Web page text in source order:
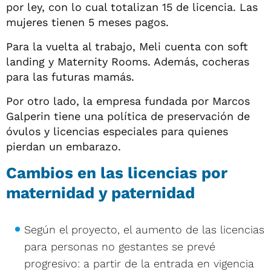
por ley, con lo cual totalizan 15 de licencia. Las
mujeres tienen 5 meses pagos.
Para la vuelta al trabajo, Meli cuenta con soft
landing y Maternity Rooms. Además, cocheras
para las futuras mamás.
Por otro lado, la empresa fundada por Marcos
Galperin tiene una política de preservación de
óvulos y licencias especiales para quienes
pierdan un embarazo.
Cambios en las licencias por
maternidad y paternidad
Según el proyecto, el aumento de las licencias
para personas no gestantes se prevé
progresivo: a partir de la entrada en vigencia